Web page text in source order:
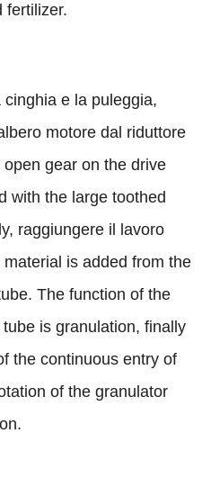
fertilizer.
e la puleggia,
motore dal riduttore
gear on the drive
with the large toothed
, raggiungere il lavoro
material is added from the
. The function of the
is granulation, finally
the continuous entry of
of the granulator
.